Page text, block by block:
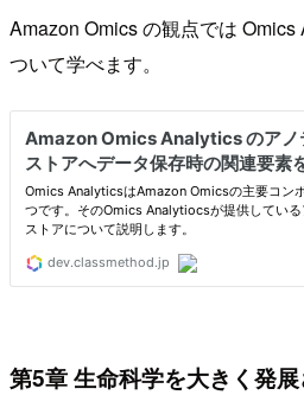
Amazon Omics の観点では
ついて学べます。
第5章 生命科学を大きく発